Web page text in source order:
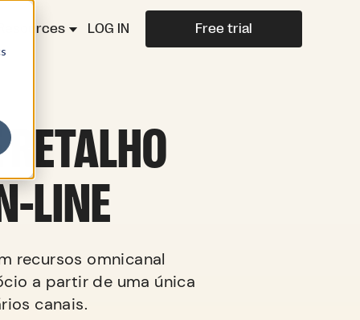
LOG IN Free trial
LINE
recursos omnicanal
a partir de uma única
canais.